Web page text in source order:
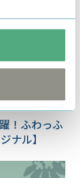
！ふわっふ
ナル】